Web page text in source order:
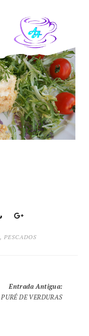
, PESCADOS
Entrada Antigua:
PURÉ DE VERDURAS